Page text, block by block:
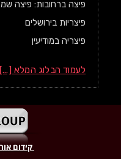
פיצה ברחובות: פיצה
פיצריות בירושלים
פיצריה במודיעין
לעמוד הבלוג המלא [...]
קידום